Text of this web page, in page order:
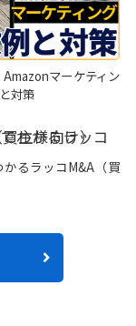
Amazonマーケティン
対策
るラッコM&A（買